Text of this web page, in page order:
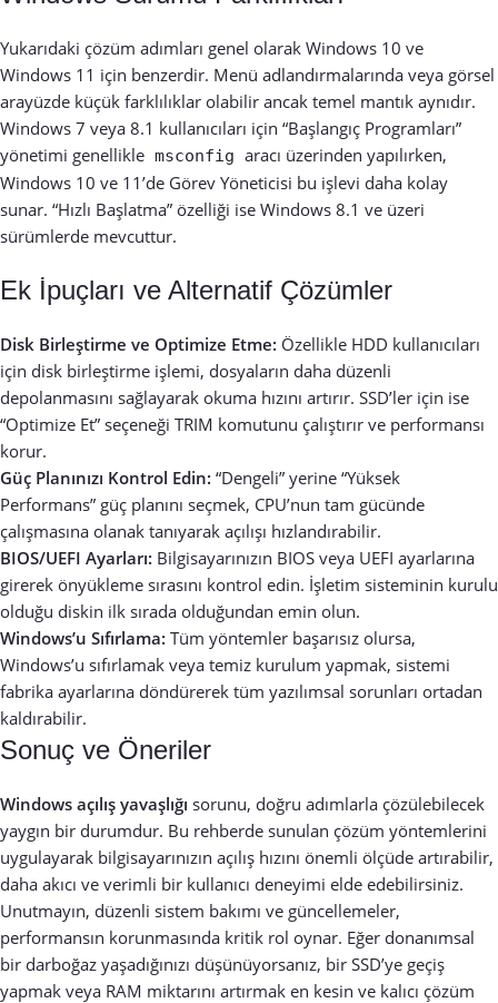
Yukarıdaki çözüm adımları genel olarak Windows 10 ve
Windows 11 için benzerdir. Menü adlandırmalarında veya görsel
arayüzde küçük farklılıklar olabilir ancak temel mantık aynıdır.
Windows 7 veya 8.1 kullanıcıları için “Başlangıç Programları”
yönetimi genellikle msconfig aracı üzerinden yapılırken,
Windows 10 ve 11’de Görev Yöneticisi bu işlevi daha kolay
sunar. “Hızlı Başlatma” özelliği ise Windows 8.1 ve üzeri
sürümlerde mevcuttur.
Ek İpuçları ve Alternatif Çözümler
Disk Birleştirme ve Optimize Etme: Özellikle HDD kullanıcıları
için disk birleştirme işlemi, dosyaların daha düzenli
depolanmasını sağlayarak okuma hızını artırır. SSD’ler için ise
“Optimize Et” seçeneği TRIM komutunu çalıştırır ve performansı
korur.
Güç Planınızı Kontrol Edin: “Dengeli” yerine “Yüksek
Performans” güç planını seçmek, CPU’nun tam gücünde
çalışmasına olanak tanıyarak açılışı hızlandırabilir.
BIOS/UEFI Ayarları: Bilgisayarınızın BIOS veya UEFI ayarlarına
girerek önyükleme sırasını kontrol edin. İşletim sisteminin kurulu
olduğu diskin ilk sırada olduğundan emin olun.
Windows’u Sıfırlama: Tüm yöntemler başarısız olursa,
Windows’u sıfırlamak veya temiz kurulum yapmak, sistemi
fabrika ayarlarına döndürerek tüm yazılımsal sorunları ortadan
kaldırabilir.
Sonuç ve Öneriler
Windows açılış yavaşlığı sorunu, doğru adımlarla çözülebilecek
yaygın bir durumdur. Bu rehberde sunulan çözüm yöntemlerini
uygulayarak bilgisayarınızın açılış hızını önemli ölçüde artırabilir,
daha akıcı ve verimli bir kullanıcı deneyimi elde edebilirsiniz.
Unutmayın, düzenli sistem bakımı ve güncellemeler,
performansın korunmasında kritik rol oynar. Eğer donanımsal
bir darboğaz yaşadığınızı düşünüyorsanız, bir SSD’ye geçiş
yapmak veya RAM miktarını artırmak en kesin ve kalıcı çözüm